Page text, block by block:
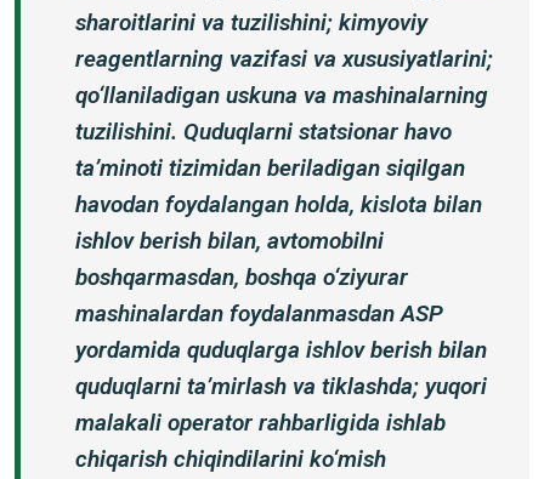
sharoitlarini va tuzilishini; kimyoviy
reagentlarning vazifasi va xususiyatlarini;
qo‘llaniladigan uskuna va mashinalarning
tuzilishini. Quduqlarni statsionar havo
ta’minoti tizimidan beriladigan siqilgan
havodan foydalangan holda, kislota bilan
ishlov berish bilan, avtomobilni
boshqarmasdan, boshqa o‘ziyurar
mashinalardan foydalanmasdan ASP
yordamida quduqlarga ishlov berish bilan
quduqlarni ta’mirlash va tiklashda; yuqori
malakali operator rahbarligida ishlab
chiqarish chiqindilarini ko‘mish